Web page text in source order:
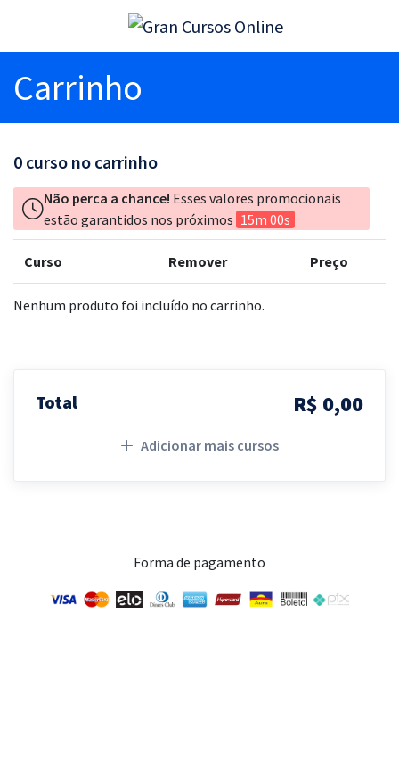
Carrinho
0 curso no carrinho
Não perca a chance! Esses valores promocionais
estão garantidos nos próximos 15m 00s
Curso Remover Preço
Nenhum produto foi incluído no carrinho.
Total R$ 0,00
Adicionar mais cursos
Forma de pagamento